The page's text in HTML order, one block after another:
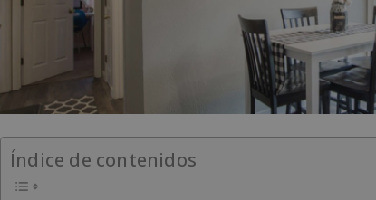
Índice de contenidos